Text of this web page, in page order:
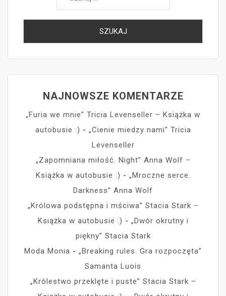
NAJNOWSZE KOMENTARZE
„Furia we mnie” Tricia Levenseller – Książka w
autobusie :) - „Cienie miedzy nami” Tricia
Levenseller
„Zapomniana miłość. Night” Anna Wolf –
Książka w autobusie :) - „Mroczne serce.
Darkness” Anna Wolf
„Królowa podstępna i mściwa” Stacia Stark –
Książka w autobusie :) - „Dwór okrutny i
piękny” Stacia Stark
Moda Monia - „Breaking rules. Gra rozpoczęta”
Samanta Luois
„Królestwo przeklęte i puste” Stacia Stark –